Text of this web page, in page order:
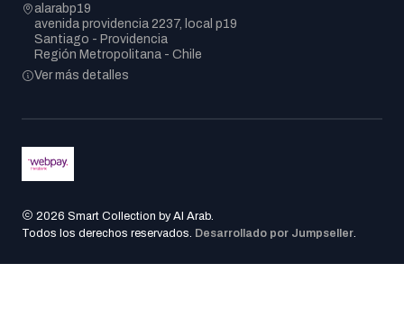
alarabp19
avenida providencia 2237, local p19
Santiago - Providencia
Región Metropolitana - Chile
Ver más detalles
2026 Smart Collection by Al Arab.
Todos los derechos reservados. Desarrollado por Jumpseller.